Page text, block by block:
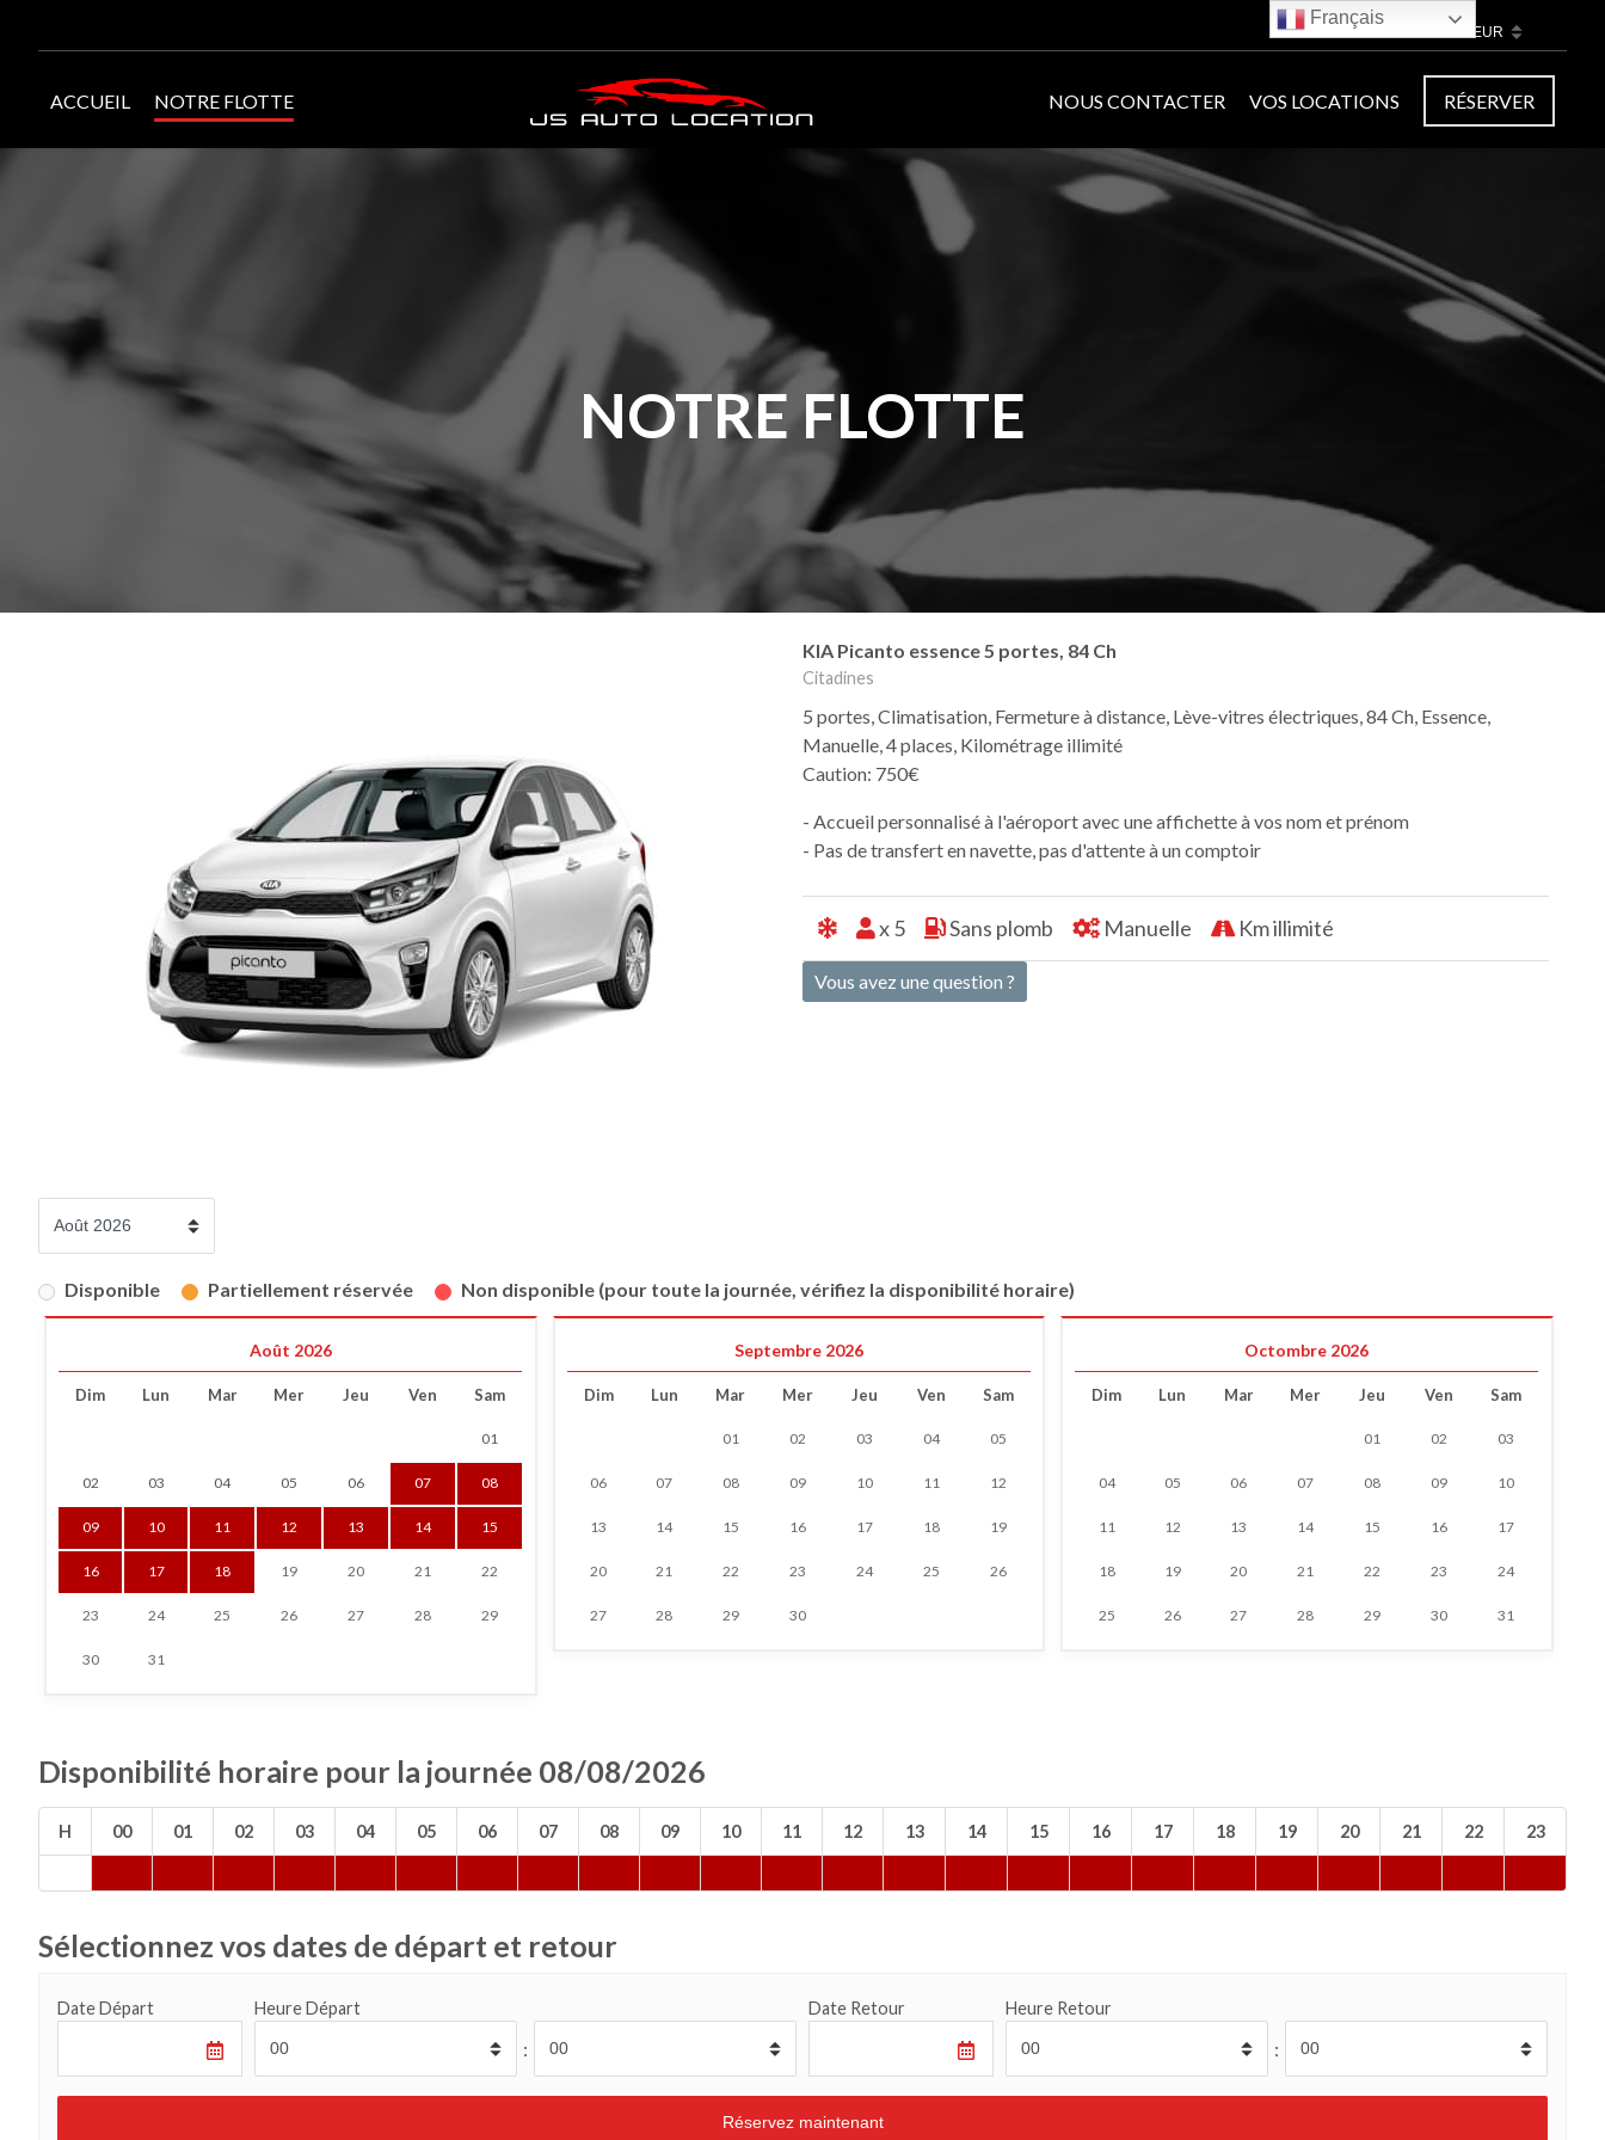
ACCUEIL NOTRE FLOTTE NOUS CONTACTER VOS LOCATIONS RÉSERVER
NOTRE FLOTTE
KIA Picanto essence 5 portes, 84 Ch
Citadines
5 portes, Climatisation, Fermeture à distance, Lève-vitres électriques, 84 Ch, Essence,
Manuelle, 4 places, Kilométrage illimité
Caution: 750€
- Accueil personnalisé à l'aéroport avec une affichette à vos nom et prénom
- Pas de transfert en navette, pas d'attente à un comptoir
x 5 Sans plomb Manuelle Km illimité
Vous avez une question ?
Disponible Partiellement réservée Non disponible (pour toute la journée, vérifiez la disponibilité horaire)
Août 2026
Dim Lun Mar Mer Jeu Ven Sam
01
02 03 04 05 06 07 08
09 10 11 12 13 14 15
16 17 18 19 20 21 22
23 24 25 26 27 28 29
30 31
Septembre 2026
Dim Lun Mar Mer Jeu Ven Sam
01 02 03 04 05
06 07 08 09 10 11 12
13 14 15 16 17 18 19
20 21 22 23 24 25 26
27 28 29 30
Octombre 2026
Dim Lun Mar Mer Jeu Ven Sam
01 02 03
04 05 06 07 08 09 10
11 12 13 14 15 16 17
18 19 20 21 22 23 24
25 26 27 28 29 30 31
Disponibilité horaire pour la journée 08/08/2026
H 00 01 02 03 04 05 06 07 08 09 10 11 12 13 14 15 16 17 18 19 20 21 22 23
Sélectionnez vos dates de départ et retour
Date Départ Heure Départ
:
Date Retour Heure Retour
:
Français